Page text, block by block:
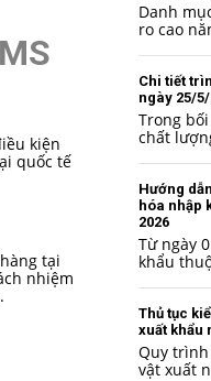
kiện
quốc tế
tại
nhiệm
Danh
ro cao
Chi tiết
ngày 25/5/
Trong
chất
Hướng
hóa nhập
2026
Từ ngày
khẩu
Thủ tục
xuất khẩu
Quy
vật xuất